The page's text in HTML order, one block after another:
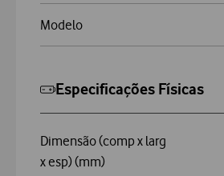
Modelo
Especificações Físicas
Dimensão (comp x larg
x esp) (mm)